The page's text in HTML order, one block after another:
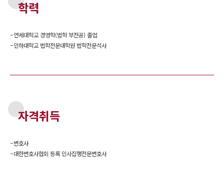
학력
-연세대학교 경영학(법학 부전공) 졸업
-인하대학교 법학전문대학원 법학전문석사
자격취득
-변호사
-대한변호사협회 등록 민사집행전문변호사